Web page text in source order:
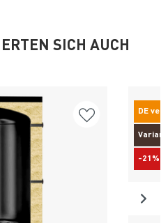
SICH AUCH
DE
-21%